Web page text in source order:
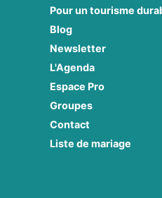
Pour un tourisme
Blog
Newsletter
L'Agenda
Espace Pro
Groupes
Contact
Liste de mariage